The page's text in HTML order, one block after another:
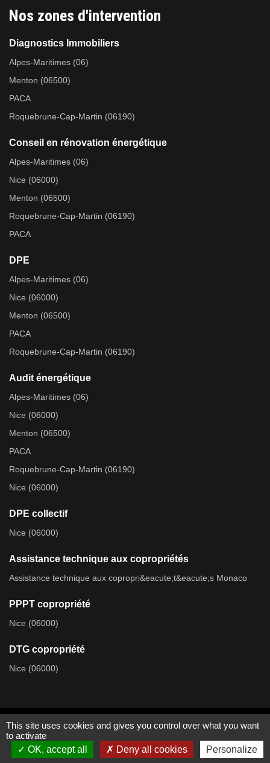
Nos zones d'intervention
Diagnostics Immobiliers
Alpes-Maritimes (06)
Menton (06500)
PACA
Roquebrune-Cap-Martin (06190)
Conseil en rénovation énergétique
Alpes-Maritimes (06)
Nice (06000)
Menton (06500)
Roquebrune-Cap-Martin (06190)
PACA
DPE
Alpes-Maritimes (06)
Nice (06000)
Menton (06500)
PACA
Roquebrune-Cap-Martin (06190)
Audit énergétique
Alpes-Maritimes (06)
Nice (06000)
Menton (06500)
PACA
Roquebrune-Cap-Martin (06190)
Nice (06000)
DPE collectif
Nice (06000)
Assistance technique aux copropriétés
Assistance technique aux copropri&eacute;t&eacute;s Monaco
PPPT copropriété
Nice (06000)
DTG copropriété
Nice (06000)
Diagnostics Immobiliers Nice
This site uses cookies and gives you control over what you want
to activate
OK, accept all
Deny all cookies Personalize